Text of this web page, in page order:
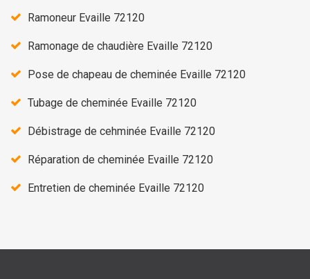
Ramoneur Evaille 72120
Ramonage de chaudière Evaille 72120
Pose de chapeau de cheminée Evaille 72120
Tubage de cheminée Evaille 72120
Débistrage de cehminée Evaille 72120
Réparation de cheminée Evaille 72120
Entretien de cheminée Evaille 72120